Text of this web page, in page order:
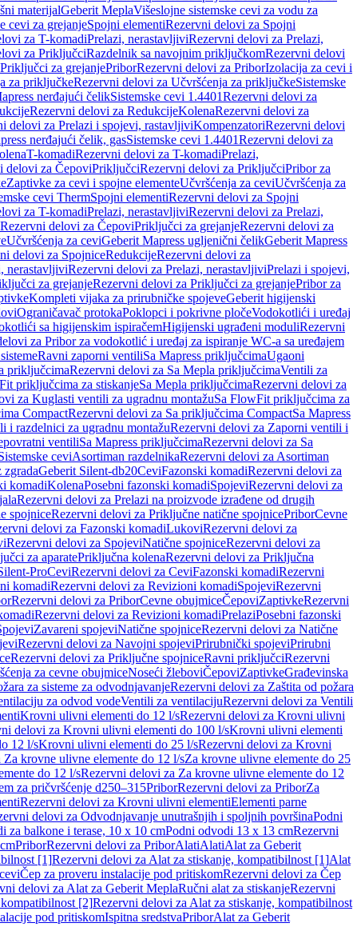
materijalGeberit MeplaVišeslojne sistemske cevi za vodu za
cevi za grejanjeSpojni elementiRezervni delovi za Spojni
za T-komadiPrelazi, nerastavljiviRezervni delovi za Prelazi,
za PriključciRazdelnik sa navojnim priključkomRezervni delovi
za grejanjePriborRezervni delovi za PriborIzolacija za cevi i
za priključkeRezervni delovi za Učvršćenja za priključkeSistemske
nerđajući čelikSistemske cevi 1.4401Rezervni delovi za
Rezervni delovi za RedukcijeKolenaRezervni delovi za
delovi za Prelazi i spojevi, rastavljiviKompenzatoriRezervni delovi
nerđajući čelik, gasSistemske cevi 1.4401Rezervni delovi za
T-komadiRezervni delovi za T-komadiPrelazi,
delovi za ČepoviPriključciRezervni delovi za PriključciPribor za
Zaptivke za cevi i spojne elementeUčvršćenja za ceviUčvršćenja za
cevi ThermSpojni elementiRezervni delovi za Spojni
za T-komadiPrelazi, nerastavljiviRezervni delovi za Prelazi,
Rezervni delovi za ČepoviPriključci za grejanjeRezervni delovi za
Učvršćenja za ceviGeberit Mapress ugljenični čelikGeberit Mapress
delovi za SpojniceRedukcijeRezervni delovi za
nerastavljiviRezervni delovi za Prelazi, nerastavljiviPrelazi i spojevi,
za grejanjeRezervni delovi za Priključci za grejanjePribor za
Kompleti vijaka za prirubničke spojeveGeberit higijenski
Ograničavač protokaPoklopci i pokrivne pločeVodokotlići i uređaj
sa higijenskim ispiračemHigijenski ugrađeni moduliRezervni
za Pribor za vodokotlić i uređaj za ispiranje WC-a sa uređajem
Ravni zaporni ventiliSa Mapress priključcimaUgaoni
priključcimaRezervni delovi za Sa Mepla priključcimaVentili za
priključcima za stiskanjeSa Mepla priključcimaRezervni delovi za
za Kuglasti ventili za ugradnu montažuSa FlowFit priključcima za
CompactRezervni delovi za Sa priključcima CompactSa Mapress
i razdelnici za ugradnu montažuRezervni delovi za Zaporni ventili i
ventiliSa Mapress priključcimaRezervni delovi za Sa
ceviAsortiman razdelnikaRezervni delovi za Asortiman
zgradaGeberit Silent-db20CeviFazonski komadiRezervni delovi za
komadiKolenaPosebni fazonski komadiSpojeviRezervni delovi za
Rezervni delovi za Prelazi na proizvode izrađene od drugih
spojniceRezervni delovi za Priključne natične spojnicePriborCevne
delovi za Fazonski komadiLukoviRezervni delovi za
Rezervni delovi za SpojeviNatične spojniceRezervni delovi za
za aparatePriključna kolenaRezervni delovi za Priključna
ProCeviRezervni delovi za CeviFazonski komadiRezervni
komadiRezervni delovi za Revizioni komadiSpojeviRezervni
Rezervni delovi za PriborCevne obujmiceČepoviZaptivkeRezervni
Rezervni delovi za Revizioni komadiPrelaziPosebni fazonski
Zavareni spojeviNatične spojniceRezervni delovi za Natične
Rezervni delovi za Navojni spojeviPrirubnički spojeviPrirubni
Rezervni delovi za Priključne spojniceRavni priključciRezervni
za cevne obujmiceNoseći žleboviČepoviZaptivkeGrađevinska
za sisteme za odvodnjavanjeRezervni delovi za Zaštita od požara
za odvod vodeVentili za ventilacijuRezervni delovi za Ventili
Krovni ulivni elementi do 12 l/sRezervni delovi za Krovni ulivni
delovi za Krovni ulivni elementi do 100 l/sKrovni ulivni elementi
12 l/sKrovni ulivni elementi do 25 l/sRezervni delovi za Krovni
krovne ulivne elemente do 12 l/sZa krovne ulivne elemente do 25
do 12 l/sRezervni delovi za Za krovne ulivne elemente do 12
za pričvršćenje d250–315PriborRezervni delovi za PriborZa
Rezervni delovi za Krovni ulivni elementiElementi parne
delovi za Odvodnjavanje unutrašnjih i spoljnih površinaPodni
za balkone i terase, 10 x 10 cmPodni odvodi 13 x 13 cmRezervni
PriborRezervni delovi za PriborAlatiAlatiAlat za Geberit
[1]Rezervni delovi za Alat za stiskanje, kompatibilnost [1]Alat
Čep za proveru instalacije pod pritiskomRezervni delovi za Čep
delovi za Alat za Geberit MeplaRučni alat za stiskanjeRezervni
[2]Rezervni delovi za Alat za stiskanje, kompatibilnost
pod pritiskomIspitna sredstvaPriborAlat za Geberit